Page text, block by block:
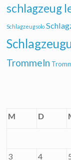
schlagzeug
Schlagzeugsolo
Trommeln
M D
3 4